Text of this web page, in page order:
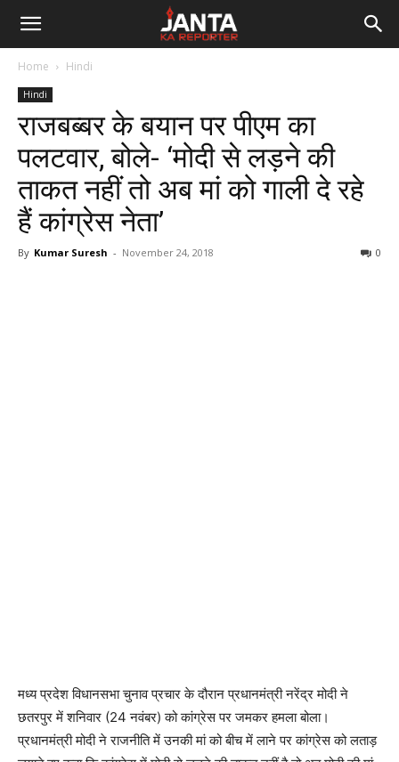
Janta
Reporter
Home Hindi
Hindi
राजबब्बर के बयान पर पीएम का
पलटवार, बोले- ‘मोदी से लड़ने की
ताकत नहीं तो अब मां को गाली दे रहे
हैं कांग्रेस नेता’
By Kumar Suresh - November 24, 2018 0
मध्य प्रदेश विधानसभा चुनाव प्रचार के दौरान प्रधानमंत्री नरेंद्र मोदी ने
छतरपुर में शनिवार (24 नवंबर) को कांग्रेस पर जमकर हमला बोला।
प्रधानमंत्री मोदी ने राजनीति में उनकी मां को बीच में लाने पर कांग्रेस को लताड़